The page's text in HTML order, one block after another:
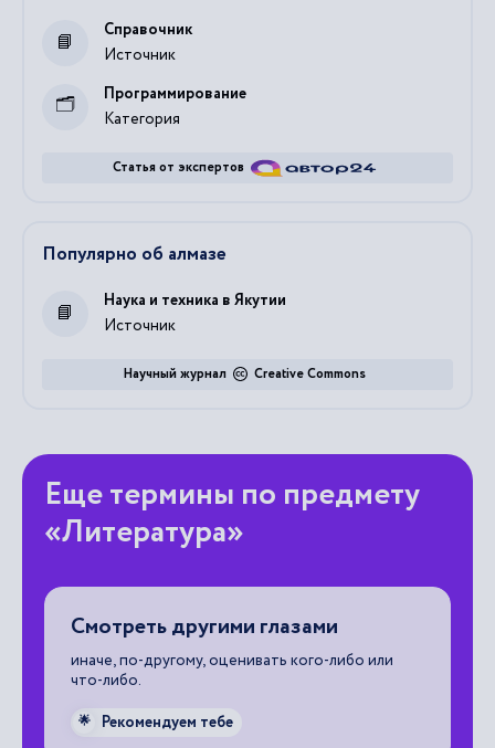
Источник
Справочник
Категория
Программирование
Статья от экспертов
Популярно об алмазе
Источник
Наука и техника в Якутии
Creative Commons
Научный журнал
Еще термины по предмету
«Литература»
Смотреть другими глазами
иначе, по-другому, оценивать кого-либо или
что-либо.
🌟 Рекомендуем тебе